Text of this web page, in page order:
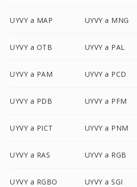
UYVY a MAP UYVY a MNG
UYVY a OTB UYVY a PAL
UYVY a PAM UYVY a PCD
UYVY a PDB UYVY a PFM
UYVY a PICT UYVY a PNM
UYVY a RAS UYVY a RGB
UYVY a RGBO UYVY a SGI